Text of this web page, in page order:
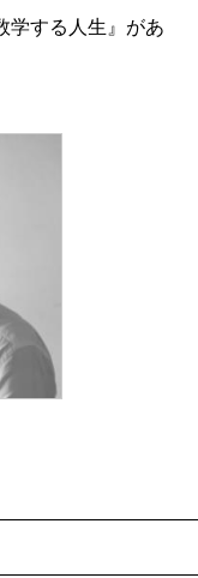
学する人生』があ